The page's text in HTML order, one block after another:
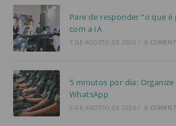
Pare de responder “o que é
com a IA
7 DE AGOSTO DE 2026 / 0
5 minutos por dia:
WhatsApp
5 DE AGOSTO DE 2026 / 0